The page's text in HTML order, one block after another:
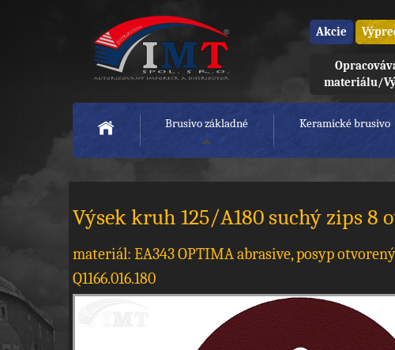
Akcie
materiálu/
Brusivo základné Keramické brusivo
Výsek kruh 125/A180 suchý zips 8
materiál: EA343 OPTIMA abrasive, posyp otvorený
Q1166.016.180